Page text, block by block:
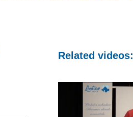
Related videos: